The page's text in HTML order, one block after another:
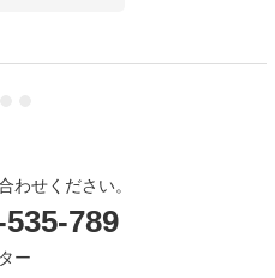
わせください。
789
ー